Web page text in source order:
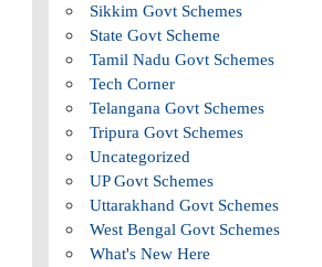
Sikkim Govt Schemes
State Govt Scheme
Tamil Nadu Govt Schemes
Tech Corner
Telangana Govt Schemes
Tripura Govt Schemes
Uncategorized
UP Govt Schemes
Uttarakhand Govt Schemes
West Bengal Govt Schemes
What's New Here